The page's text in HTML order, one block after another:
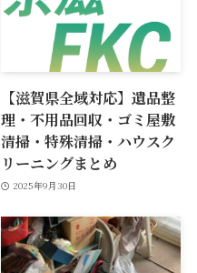
【滋賀県全域対応】遺品整
理・不用品回収・ゴミ屋敷
清掃・特殊清掃・ハウスク
リーニングまとめ
2025年9月30日